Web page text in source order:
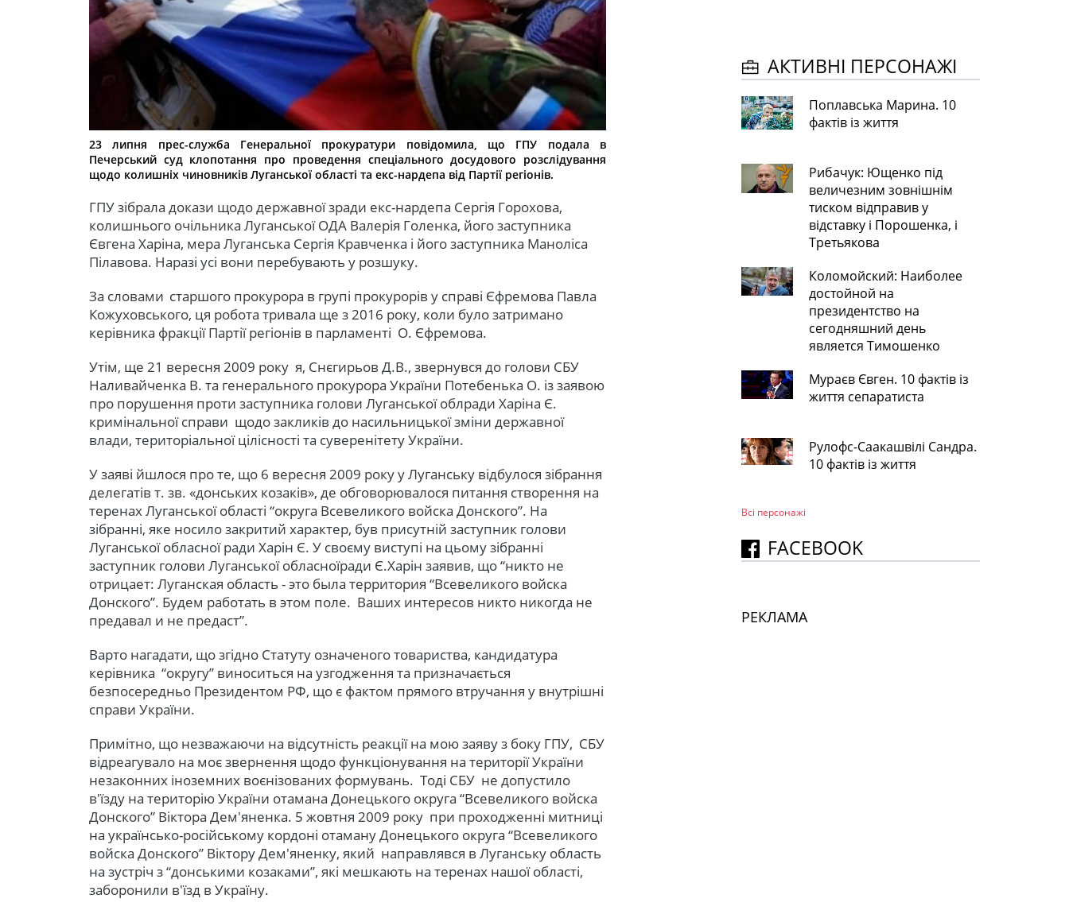
23 липня прес-служба Генеральної прокуратури повідомила, що ГПУ подала в
Печерський суд клопотання про проведення спеціального досудового розслідування
щодо колишніх чиновників Луганської області та екс-нардепа від Партії регіонів.
ГПУ зібрала докази щодо державної зради екс-нардепа Сергія Горохова,
колишнього очільника Луганської ОДА Валерія Голенка, його заступника
Євгена Харіна, мера Луганська Сергія Кравченка і його заступника Маноліса
Пілавова. Наразі усі вони перебувають у розшуку.
За словами старшого прокурора в групі прокурорів у справі Єфремова Павла
Кожуховського, ця робота тривала ще з 2016 року, коли було затримано
керівника фракції Партії регіонів в парламенті О. Єфремова.
Утім, ще 21 вересня 2009 року я, Снєгирьов Д.В., звернувся до голови СБУ
Наливайченка В. та генерального прокурора України Потебенька О. із заявою
про порушення проти заступника голови Луганської облради Харіна Є.
кримінальної справи щодо закликів до насильницької зміни державної
влади, територіальної цілісності та суверенітету України.
У заяві йшлося про те, що 6 вересня 2009 року у Луганську відбулося зібрання
делегатів т. зв. «донських козаків», де обговорювалося питання створення на
теренах Луганської області “округа Всевеликого войска Донского”. На
зібранні, яке носило закритий характер, був присутній заступник голови
Луганської обласної ради Харін Є. У своєму виступі на цьому зібранні
заступник голови Луганської обласноїради Є.Харін заявив, що “никто не
отрицает: Луганская область - это была территория “Всевеликого войска
Донского”. Будем работать в этом поле. Ваших интересов никто никогда не
предавал и не предаст”.
Варто нагадати, що згідно Статуту означеного товариства, кандидатура
керівника “округу” виноситься на узгодження та призначається
безпосередньо Президентом РФ, що є фактом прямого втручання у внутрішні
справи України.
Примітно, що незважаючи на відсутність реакції на мою заяву з боку ГПУ, СБУ
відреагувало на моє звернення щодо функціонування на території України
незаконних іноземних воєнізованих формувань. Тоді СБУ не допустило
в'їзду на територію України отамана Донецького округа “Всевеликого войска
Донского” Віктора Дем'яненка. 5 жовтня 2009 року при проходженні митниці
на українсько-російському кордоні отаману Донецького округа “Всевеликого
войска Донского” Віктору Дем'яненку, який направлявся в Луганську область
на зустріч з “донськими козаками”, які мешкають на теренах нашої області,
заборонили в'їзд в Україну.
АКТИВНІ ПЕРСОНАЖІ
Поплавська Марина. 10
фактів із життя
Рибачук: Ющенко під
величезним зовнішнім
тиском відправив у
відставку і Порошенка, і
Третьякова
Коломойский: Наиболее
достойной на
президентство на
сегодняшний день
является Тимошенко
Мураєв Євген. 10 фактів із
життя сепаратиста
Рулофс-Саакашвілі Сандра.
10 фактів із життя
Всі персонажi
FACEBOOK
РЕКЛАМА